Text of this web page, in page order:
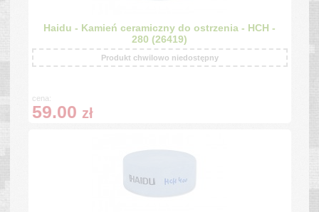
Haidu - Kamień ceramiczny do ostrzenia - HCH -
280 (26419)
Produkt chwilowo niedostępny
cena:
59.00 zł